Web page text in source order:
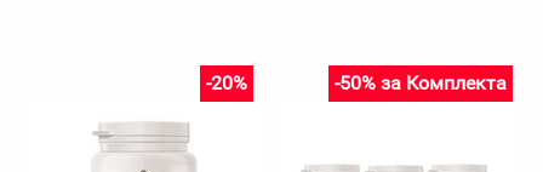
-20% -50% за Комплекта